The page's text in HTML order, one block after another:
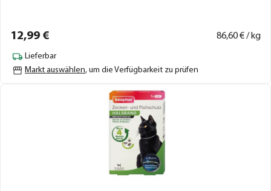
12,99 € 86,60€ / kg
Lieferbar
Markt auswählen, um die Verfügbarkeit zu prüfen